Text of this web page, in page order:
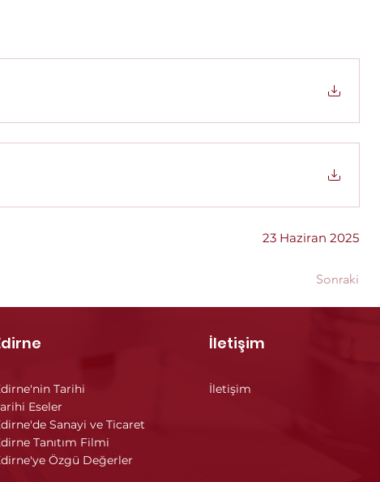
23 Haziran 2025
Sonraki
Tarihi
Eseler
Sanayi ve Ticaret
Tanıtım Filmi
Özgü Değerler
İletişim
İletişim